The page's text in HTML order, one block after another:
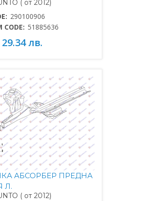
( от 2012)
290100906
CODE: 51885636
лв.
АБСОРБЕР ПРЕДНА
Л.
( от 2012)